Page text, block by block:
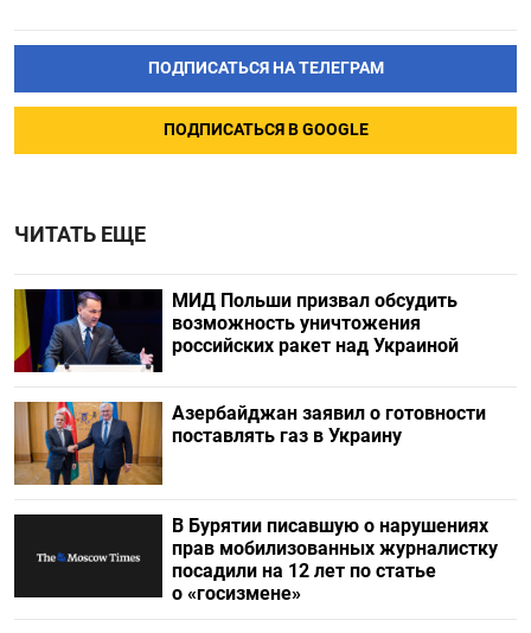
ПОДПИСАТЬСЯ НА ТЕЛЕГРАМ
ПОДПИСАТЬСЯ В GOOGLE
ЧИТАТЬ ЕЩЕ
МИД Польши призвал обсудить
возможность уничтожения
российских ракет над Украиной
Азербайджан заявил о готовности
поставлять газ в Украину
В Бурятии писавшую о нарушениях
прав мобилизованных журналистку
посадили на 12 лет по статье
о «госизмене»